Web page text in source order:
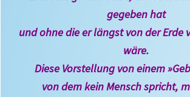
gegeben hat
und ohne die er längst von der Erde
wäre.
Diese Vorstellung von einem
von dem kein Mensch spricht,